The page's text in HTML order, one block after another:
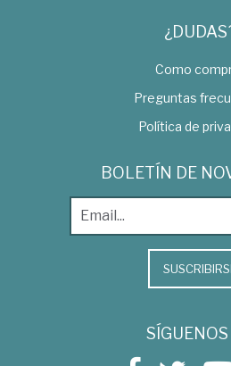
Como
Preguntas
Política de
BOLETÍN DE
SÍGUENOS